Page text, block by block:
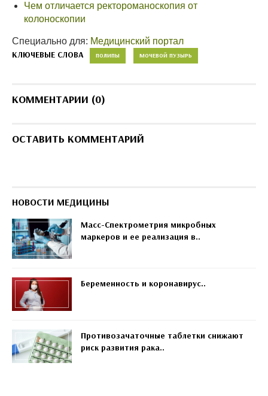
Чем отличается ректороманоскопия от
колоноскопии
Специально для: Медицинский портал
КЛЮЧЕВЫЕ СЛОВА ПОЛИПЫ МОЧЕВОЙ ПУЗЫРЬ
КОММЕНТАРИИ (0)
ОСТАВИТЬ КОММЕНТАРИЙ
НОВОСТИ МЕДИЦИНЫ
Масс-Спектрометрия микробных
маркеров и ее реализация в..
Беременность и коронавирус..
Противозачаточные таблетки снижают
риск развития рака..